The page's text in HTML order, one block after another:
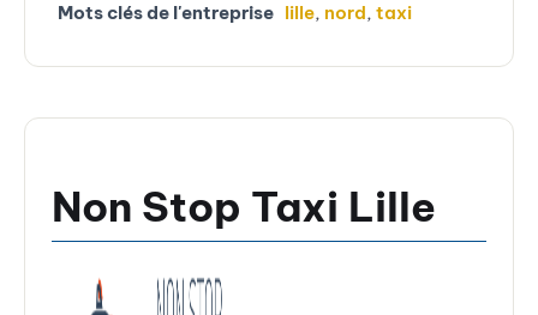
Mots clés de l'entreprise lille, nord, taxi
Non Stop Taxi Lille